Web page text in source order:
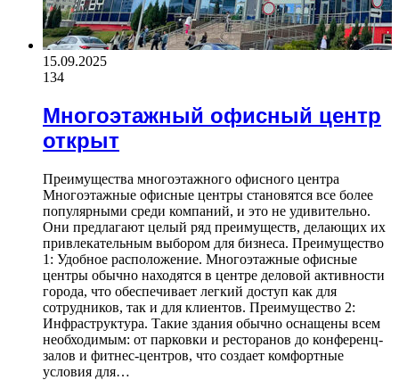
15.09.2025
134
Многоэтажный офисный центр
открыт
Преимущества многоэтажного офисного центра
Многоэтажные офисные центры становятся все более
популярными среди компаний, и это не удивительно.
Они предлагают целый ряд преимуществ, делающих их
привлекательным выбором для бизнеса. Преимущество
1: Удобное расположение. Многоэтажные офисные
центры обычно находятся в центре деловой активности
города, что обеспечивает легкий доступ как для
сотрудников, так и для клиентов. Преимущество 2:
Инфраструктура. Такие здания обычно оснащены всем
необходимым: от парковки и ресторанов до конференц-
залов и фитнес-центров, что создает комфортные
условия для…